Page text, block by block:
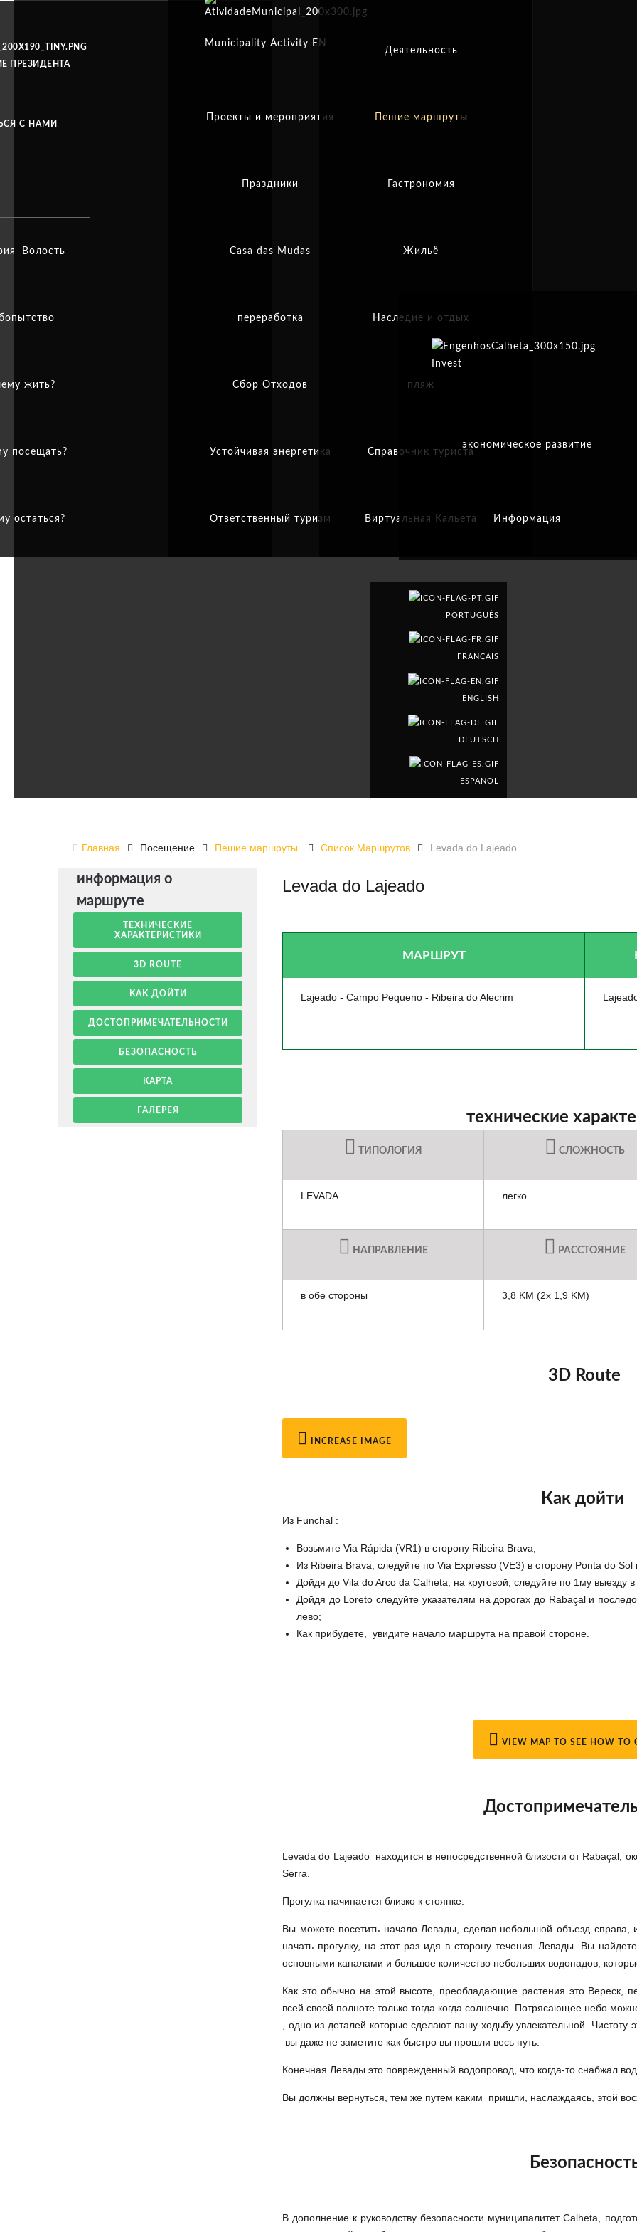
ПРЕЗИДЕНТА
С НАМИ
Волость
жить?
посещать?
остаться?
Municipality Activity EN
Проекты и мероприятия
Праздники
Casa das Mudas
переработка
Сбор Отходов
Устойчивая энергетика
Ответственный туризм
Деятельность
Пешие маршруты
Гастрономия
Жильё
Наследие и отдых
пляж
Справочник туриста
Виртуальная Кальета
Invest
экономическое развитие
Информация
PORTUGUÊS
FRANÇAIS
ENGLISH
DEUTSCH
ESPAÑOL
Главная Посещение Пешие маршруты Список Маршрутов Levada do Lajeado
Levada do Lajeado
МАРШРУТ
Lajeado - Campo Pequeno - Ribeira do Alecrim
информация о
маршруте
ТЕХНИЧЕСКИЕ
ХАРАКТЕРИСТИКИ
3D ROUTE
КАК ДОЙТИ
ДОСТОПРИМЕЧАТЕЛЬНОСТИ
БЕЗОПАСНОСТЬ
КАРТА
ГАЛЕРЕЯ технические
ТИПОЛОГИЯ
LEVADA
СЛОЖНОСТЬ
легко
НАПРАВЛЕНИЕ
в обе стороны
РАССТОЯНИЕ
3,8 KM (2x 1,9 KM)
3D Route
INCREASE IMAGE
Как дойти
Из Funchal :
Возьмите Via Rápida (VR1) в сторону Ribeira Brava;
Из Ribeira Brava, следуйте по Via Expresso (VE3) в сторону Ponta do Sol
Дойдя до Vila do Arco da Calheta, на круговой, следуйте по 1му выезду
Дойдя дo Loreto следуйте указателям на дорогах до Rabaçal и
лево;
Как прибудете, увидите начало маршрута на правой стороне.
VIEW MAP TO SEE HOW TO
Levada do Lajeado находится в непосредственной близости от Rabaçal,
Serra.
Прогулка начинается близко к стоянке.
Вы можете посетить начало Левады, сделав небольшой объезд справа,
начать прогулку, на этот раз идя в сторону течения Левады. Вы
основными каналами и большое количество небольших водопадов,
Как это обычно на этой высоте, преобладающие растения это Вереск,
всей своей полноте только тогда когда солнечно. Потрясающее небо
, одно из деталей которые сделают вашу ходьбу увлекательной. Чистоту
вы даже не заметите как быстро вы прошли весь путь.
Конечная Левады это поврежденный водопровод, что когда-то снабжал
Вы должны вернуться, тем же путем каким пришли, наслаждаясь, этой
В дополнение к руководству безопасности муниципалитет Calheta,